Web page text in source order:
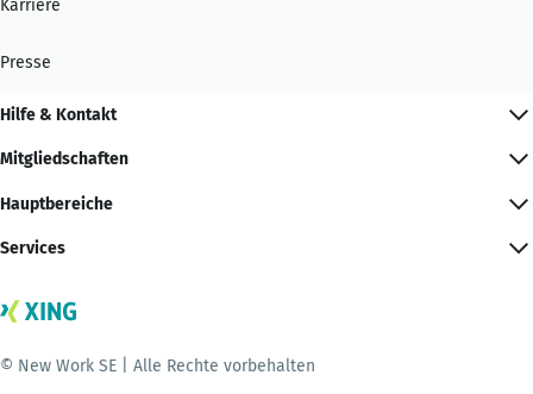
Karriere
Presse
Hilfe & Kontakt
Mitgliedschaften
Hauptbereiche
Services
© New Work SE | Alle Rechte vorbehalten